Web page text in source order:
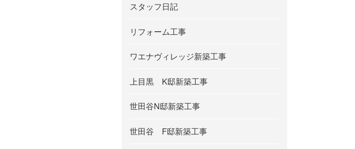
スタッフ日記
リフォーム工事
ワエナヴィレッジ新築工事
上目黒 K邸新築工事
世田谷N邸新築工事
世田谷 F邸新築工事